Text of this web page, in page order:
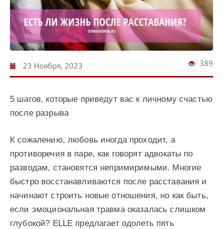
23 Ноября, 2023 389
5 шагов, которые приведут вас к личному счастью
после разрыва
К сожалению, любовь иногда проходит, а
противоречия в паре, как говорят адвокаты по
разводам, становятся непримиримыми. Многие
быстро восстанавливаются после расставания и
начинают строить новые отношения, но как быть,
если эмоциональная травма оказалась слишком
глубокой? ELLE предлагает одолеть пять